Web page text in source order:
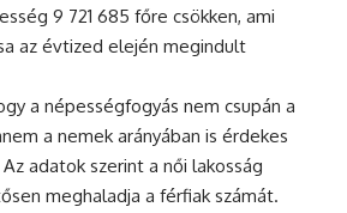
9 721 685 főre csökken, ami
az évtized elején megindult
a népességfogyás nem csupán a
a nemek arányában is érdekes
adatok szerint a női lakosság
meghaladja a férfiak számát.